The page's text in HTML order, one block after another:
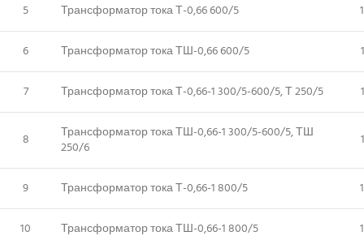
5 Трансформатор тока Т-0,66 600/5
6 Трансформатор тока ТШ-0,66 600/5
7 Трансформатор тока Т-0,66-1 300/5-600/5, Т 250/5
8
Трансформатор тока ТШ-0,66-1 300/5-600/5, ТШ
250/6
9 Трансформатор тока Т-0,66-1 800/5
10 Трансформатор тока ТШ-0,66-1 800/5